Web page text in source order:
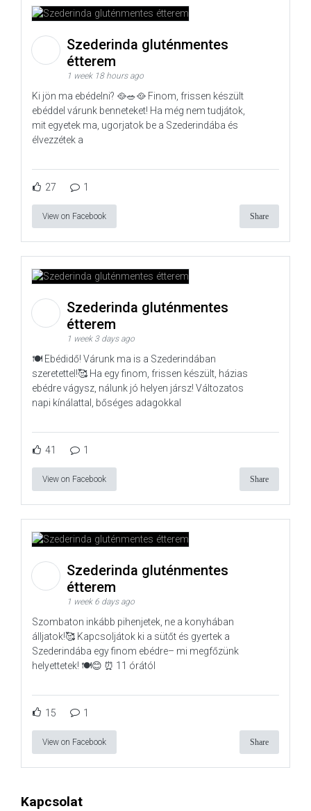
Szederinda gluténmentes
étterem
1 week 18 hours ago
Ki jön ma ebédelni? 🥘🥗🥘 Finom, frissen készült
ebéddel várunk benneteket! Ha még nem tudjátok,
mit egyetek ma, ugorjatok be a Szederindába és
élvezzétek a
27 1
View on Facebook Share
Szederinda gluténmentes
étterem
1 week 3 days ago
🍽️ Ebédidő! Várunk ma is a Szederindában
szeretettel!🥰 Ha egy finom, frissen készült, házias
ebédre vágysz, nálunk jó helyen jársz! Változatos
napi kínálattal, bőséges adagokkal
41 1
View on Facebook Share
Szederinda gluténmentes
étterem
1 week 6 days ago
Szombaton inkább pihenjetek, ne a konyhában
álljatok!🥰 Kapcsoljátok ki a sütőt és gyertek a
Szederindába egy finom ebédre– mi megfőzünk
helyettetek! 🍽️😊 ⏰ 11 órától
15 1
View on Facebook Share
Kapcsolat